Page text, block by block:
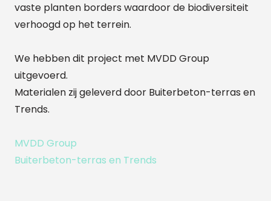
vaste planten borders waardoor de biodiversiteit
verhoogd op het terrein.
We hebben dit project met MVDD Group
uitgevoerd.
Materialen zij geleverd door Buiterbeton-terras en
Trends.
MVDD Group
Buiterbeton-terras en Trends